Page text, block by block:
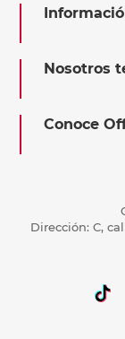
Nosotros
Conoce
Dirección: C,